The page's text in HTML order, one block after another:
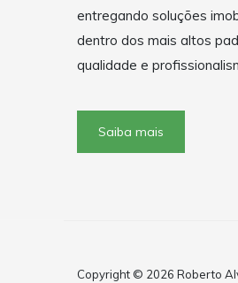
entregando soluções
dentro dos mais altos
qualidade e
Saiba mais
Copyright © 2026 Roberto